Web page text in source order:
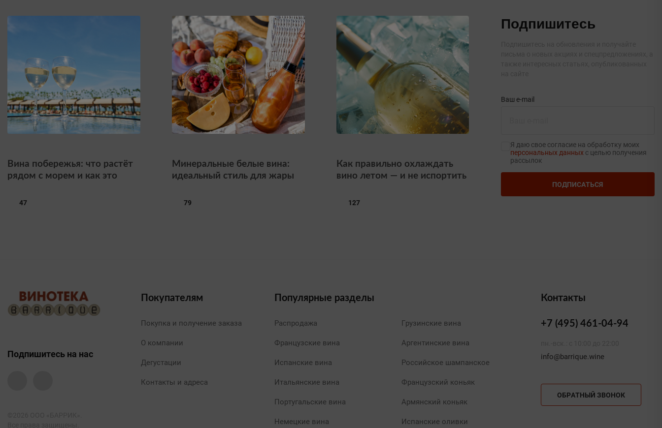
Вина побережья: что растёт
рядом с морем и как это
47
Минеральные белые вина:
идеальный стиль для жары
79
Как правильно охлаждать
вино летом — и не испортить
127
Подпишитесь
Ваш e-mail
Я даю свое согласие на обработку моих
персональных данныхс целью получения
рассылок
Подпишитесь на нас
Покупателям
Покупка и получение заказа
О компании
Дегустации
Контакты и адреса
Популярные разделы
Распродажа
Французские вина
Испанские вина
Итальянские вина
Португальские вина
Немецкие вина
Грузинские вина
Аргентинские вина
Российское шампанское
Французский коньяк
Армянский коньяк
Испанские оливки
Контакты
+7 (495) 461-04-94
info@barrique.wine
ОБРАТНЫЙ ЗВОНОК